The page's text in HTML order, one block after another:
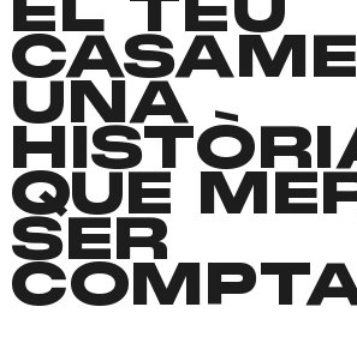
UNA
QUE
SER